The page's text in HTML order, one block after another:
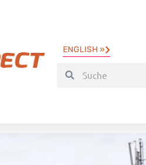
ENGLISH »